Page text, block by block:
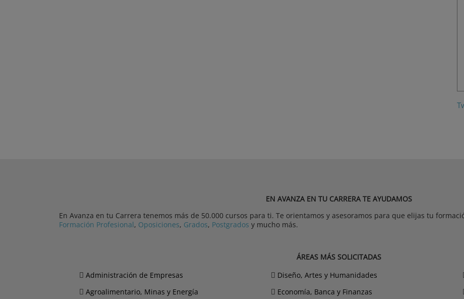
EN AVANZA EN TU CARRERA TE AYUDAMOS
En Avanza en tu Carrera tenemos más de 50.000 cursos para ti. Te orientamos y asesoramos para que elijas tu
Formación Profesional, Oposiciones, Grados, Postgrados y mucho más.
ÁREAS MÁS SOLICITADAS
Administración de Empresas
Agroalimentario, Minas y Energía
Diseño, Artes y Humanidades
Economía, Banca y Finanzas